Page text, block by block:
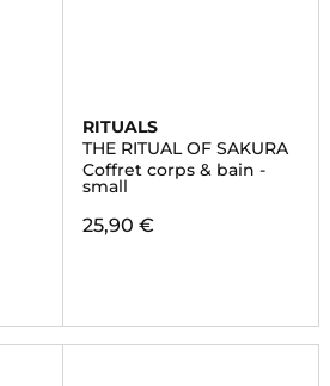
RITUALS
THE RITUAL OF SAKURA
Coffret corps & bain -
small
25,90 €